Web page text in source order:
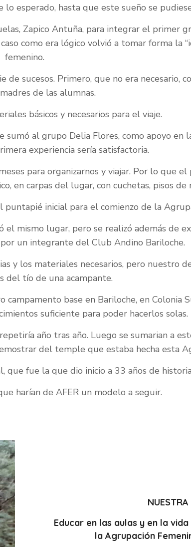
esperado, hasta que este sueño se
Zapico Antuña, para integrar el primer
como era lógico volvió a tomar forma la
femenino.
sucesos. Primero, que no era necesario,
de las alumnas.
básicos y necesarios para el viaje.
al grupo Delia Flores, como apoyo en
experiencia sería satisfactoria.
para organizarnos y viajar. Por lo que
en carpas del lugar, con cuchetas, pisos de
inicial para el comienzo de la
mismo lugar, pero se realizó además de
un integrante del Club Andino Bariloche.
y los materiales necesarios, pero nuestro
del tío de una acampante.
base en Bariloche, en Colonia
suficiente para poder hacerlos solas.
año tras año. Luego se sumarian a
del temple que estaba hecha esta
que fue la que dio inicio a 33 años de
harían de AFER un modelo a seguir.
Educar en las aulas y en la
la Agrupación